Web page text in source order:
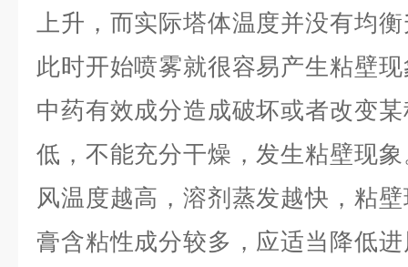
上升，而实际塔体温度并没有均
此时开始喷雾就很容易产生粘壁
中药有效成分造成破坏或者改变
低，不能充分干燥，发生粘壁现
风温度越高，溶剂蒸发越快，粘
膏含粘性成分较多，应适当降低